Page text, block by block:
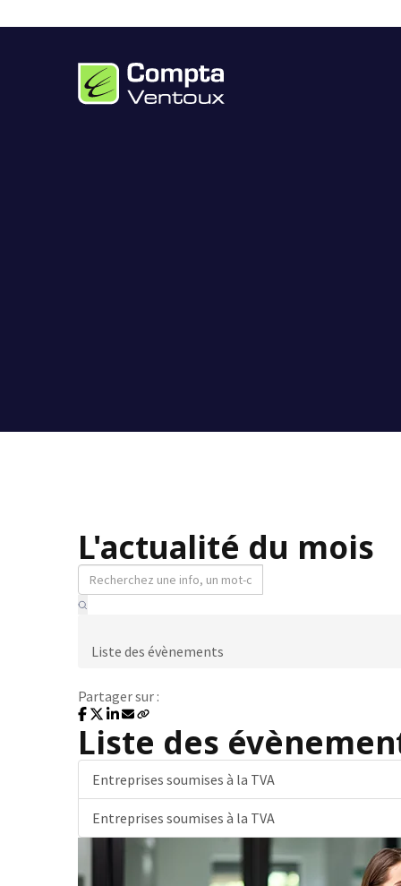
L'actualité du mois
Liste des évènements
Partager sur :
Liste des
Entreprises soumises à la TVA
Entreprises soumises à la TVA